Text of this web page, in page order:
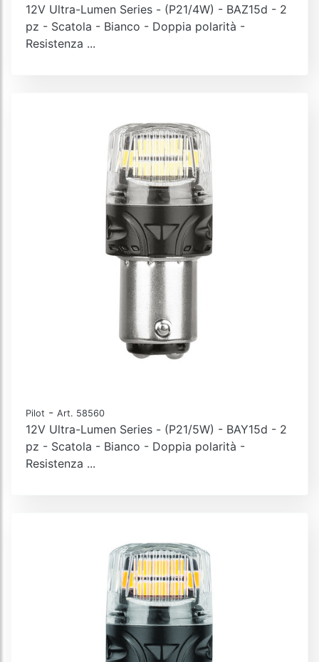
12V Ultra-Lumen Series - (P21/4W) - BAZ15d - 2
pz - Scatola - Bianco - Doppia polarità -
Resistenza ...
Pilot - Art. 58560
12V Ultra-Lumen Series - (P21/5W) - BAY15d - 2
pz - Scatola - Bianco - Doppia polarità -
Resistenza ...